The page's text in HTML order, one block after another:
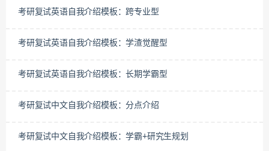
考研复试英语自我介绍模板：跨专业型
考研复试英语自我介绍模板：学渣觉醒型
考研复试英语自我介绍模板：长期学霸型
考研复试中文自我介绍模板：分点介绍
考研复试中文自我介绍模板：学霸+研究生规划